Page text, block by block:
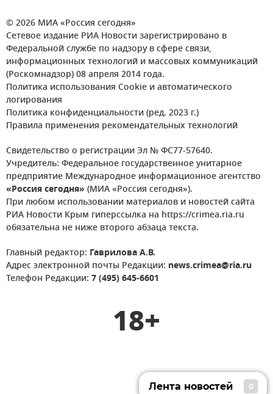
© 2026 МИА «Россия сегодня»
Сетевое издание РИА Новости зарегистрировано в
Федеральной службе по надзору в сфере связи,
информационных технологий и массовых коммуникаций
(Роскомнадзор) 08 апреля 2014 года.
Политика использования Cookie и автоматического
логирования
Политика конфиденциальности (ред. 2023 г.)
Правила применения рекомендательных технологий
Свидетельство о регистрации Эл № ФС77-57640.
Учредитель: Федеральное государственное унитарное
предприятие Международное информационное агентство
«Россия сегодня» (МИА «Россия сегодня»).
При любом использовании материалов и новостей сайта
РИА Новости Крым гиперссылка на https://crimea.ria.ru
обязательна не ниже второго абзаца текста.
Главный редактор: Гаврилова А.В.
Адрес электронной почты Редакции: news.crimea@ria.ru
Телефон Редакции: 7 (495) 645-6601
18+
Лента новостей 0